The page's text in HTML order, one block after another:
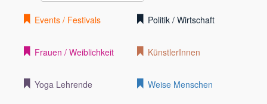
Events / Festivals Politik / Wirtschaft
Frauen / Weiblichkeit KünstlerInnen
Yoga Lehrende Weise Menschen